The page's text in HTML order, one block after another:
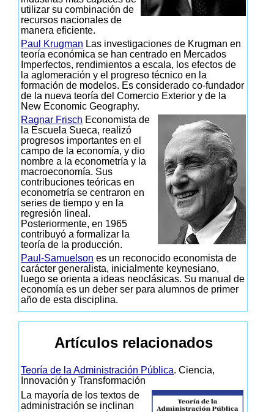
utilizar su combinación de
recursos nacionales de
manera eficiente.
Paul Krugman Las investigaciones de Krugman en
teoría económica se han centrado en Mercados
Imperfectos, rendimientos a escala, los efectos de
la aglomeración y el progreso técnico en la
formación de modelos. Es considerado co-fundador
de la nueva teoría del Comercio Exterior y de la
New Economic Geography.
Ragnar Frisch Economista de
la Escuela Sueca, realizó
progresos importantes en el
campo de la economía, y dio
nombre a la econometría y la
macroeconomía. Sus
contribuciones teóricas en
econometría se centraron en
series de tiempo y en la
regresión lineal.
Posteriormente, en 1965
contribuyó a formalizar la
teoría de la producción.
Paul-Samuelson es un reconocido economista de
carácter generalista, inicialmente keynesiano,
luego se orienta a ideas neoclásicas. Su manual de
economía es un deber ser para alumnos de primer
año de esta disciplina.
Artículos relacionados
Teoría de la Administración Pública. Ciencia,
Innovación y Transformación
La mayoría de los textos de
administración se inclinan